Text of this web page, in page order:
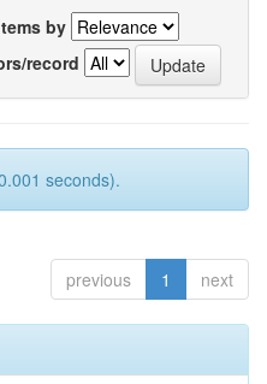
by
record
seconds).
previous 1 next